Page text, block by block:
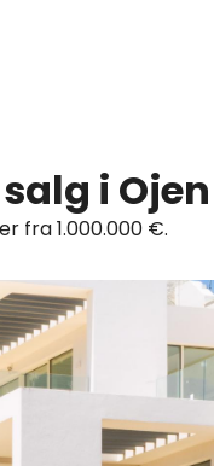
i Ojen
fra 1.000.000 €.